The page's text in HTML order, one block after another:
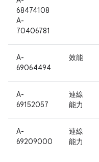
68474108
A-
70406781
A-
69064494
效能
A-
69152057
連線
能力
A-
69209000
連線
能力